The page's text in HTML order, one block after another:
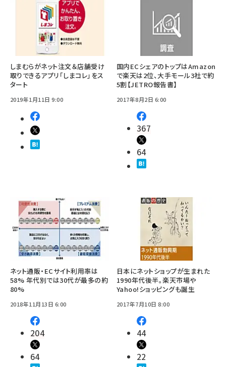
しまむらがネット注文＆店舗受け
取りできるアプリ「しまコレ」をス
タート
2019年1月11日 9:00
国内ECシェアのトップはAmazon
で楽天は2位、大手モール3社で約
5割【JETRO報告書】
2017年8月2日 6:00
367
64
ネット通販・ECサイト利用率は
58% 年代別では30代が最多の約
80%
2018年11月13日 6:00
204
64
日本にネットショップが生まれた
1990年代後半。楽天市場や
Yahoo!ショッピングも誕生
2017年7月10日 8:00
44
22